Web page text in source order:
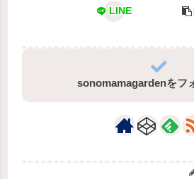
LINE
sonomamagardenをフ